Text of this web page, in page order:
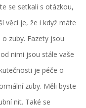
se setkali s otázkou,
věcí je, že i když máte
zuby. Fazety jsou
nimi jsou stále vaše
je péče o
zuby. Měli byste
nit. Také se